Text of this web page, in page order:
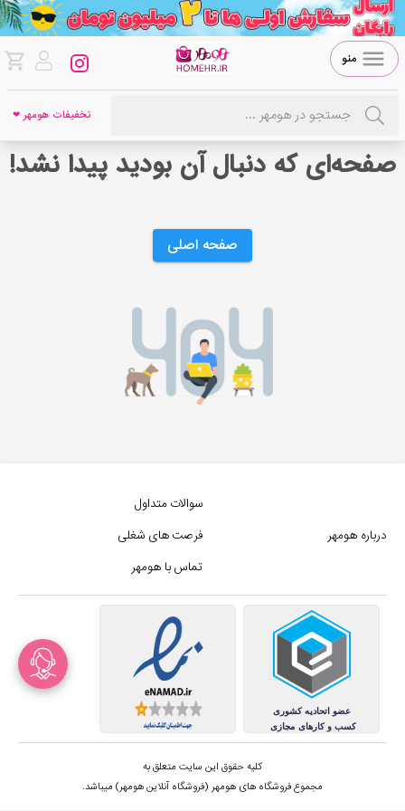
منو
تخفیفات هومهر ❤
صفحه‌ای که دنبال آن بودید پیدا نشد!
صفحه اصلی
درباره هومهر
سوالات متداول
فرصت های شغلی
تماس با هومهر
کلیه حقوق این سایت متعلق به
مجموع فروشگاه های هومهر (فروشگاه آنلاین هومهر) میباشد.